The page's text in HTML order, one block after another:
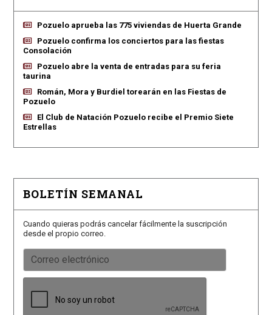
Pozuelo aprueba las 775 viviendas de Huerta Grande
Pozuelo confirma los conciertos para las fiestas
Consolación
Pozuelo abre la venta de entradas para su feria
taurina
Román, Mora y Burdiel torearán en las Fiestas de
Pozuelo
El Club de Natación Pozuelo recibe el Premio Siete
Estrellas
BOLETÍN SEMANAL
Cuando quieras podrás cancelar fácilmente la suscripción
desde el propio correo.